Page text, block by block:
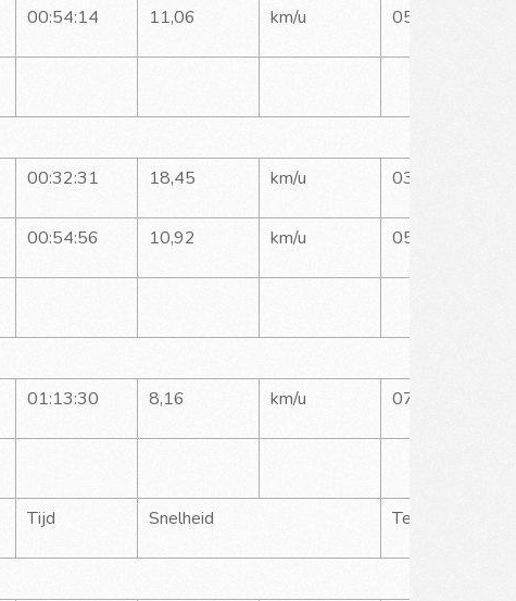
00:54:14 11,06 km/u 05:25
00:32:31 18,45 km/u 03:15
00:54:56 10,92 km/u 05:29
01:13:30 8,16 km/u 07:21
Tijd Snelheid Tempo